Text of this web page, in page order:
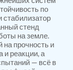
Bench
по
стабилизатор
стенд
на земле.
прочность и
и реакции, а
— всё в